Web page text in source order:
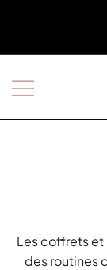
Les coffrets
des routines